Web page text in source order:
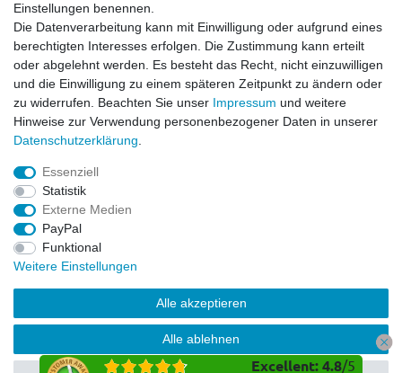
Datenschutzerklärung
Service
Kontakt
Datenschutzerklärung
FAQ / Ratgeber
Kinderquad
E-Bikes / Pedelecs
Dirt Bike & Pocketbike
Quad & ATV
Kinderbuggy | Gokart
© Copyright 2026 | Alle Rechte vorbehalten.
Excellent: 4.8/5
Einstellungen benennen.
Die Datenverarbeitung kann mit Einwilligung oder aufgrund eines
berechtigten Interesses erfolgen. Die Zustimmung kann erteilt
oder abgelehnt werden. Es besteht das Recht, nicht einzuwilligen
und die Einwilligung zu einem späteren Zeitpunkt zu ändern oder
zu widerrufen. Beachten Sie unser Impressum und weitere
Hinweise zur Verwendung personenbezogener Daten in unserer
Daten­schutz­erklärung
Essenziell
Statistik
Externe Medien
PayPal
Funktional
Weitere Einstellungen
Alle akzeptieren
Alle ablehnen